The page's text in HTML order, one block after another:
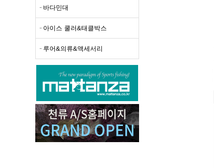
바다민대
아이스 쿨러&태클박스
루어&의류&액세서리